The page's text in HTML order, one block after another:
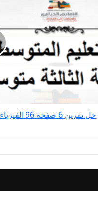
حل تمرين 6 صفحة 96 الفيزياء للسنة الثالثة متوسط - الجيل الثاني